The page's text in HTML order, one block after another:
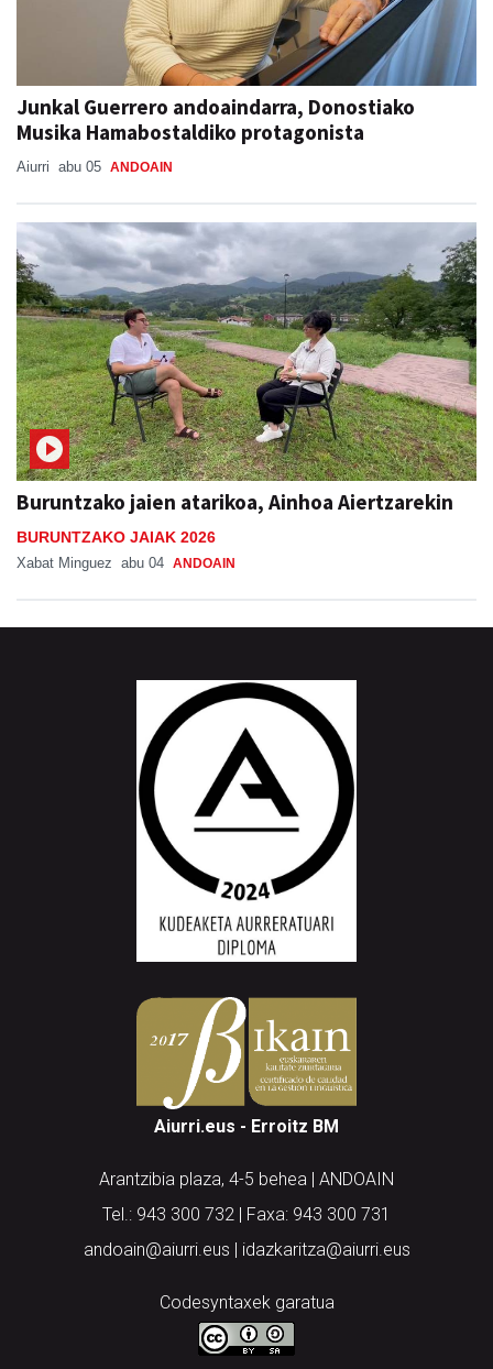
Junkal Guerrero andoaindarra, Donostiako
Musika Hamabostaldiko protagonista
Aiurri abu 05 ANDOAIN
Buruntzako jaien atarikoa, Ainhoa Aiertzarekin
BURUNTZAKO JAIAK 2026
Xabat Minguez abu 04 ANDOAIN
Aiurri.eus - Erroitz BM
Arantzibia plaza, 4-5 behea | ANDOAIN
Tel.: 943 300 732 | Faxa: 943 300 731
andoain@aiurri.eus | idazkaritza@aiurri.eus
Codesyntaxek garatua